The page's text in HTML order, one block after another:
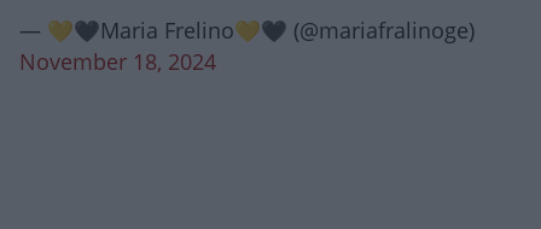
— 💛🖤Maria Frelino💛🖤 (@mariafralinoge)
November 18, 2024